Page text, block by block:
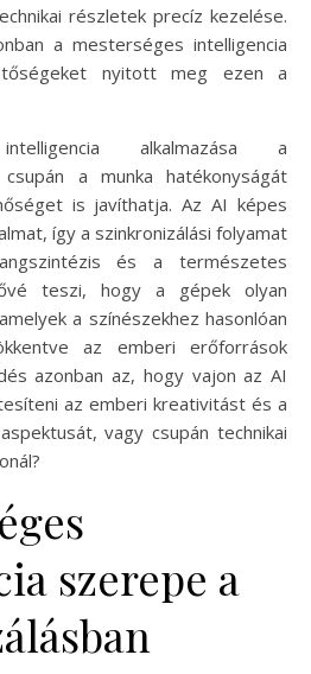
részletek precíz kezelése.
a mesterséges intelligencia
nyitott meg ezen a
alkalmazása a
csupán a munka hatékonyságát
is javíthatja. Az AI képes
így a szinkronizálási folyamat
és a természetes
teszi, hogy a gépek olyan
a színészekhez hasonlóan
az emberi erőforrások
azonban az, hogy vajon az AI
az emberi kreativitást és a
vagy csupán technikai
szerepe a